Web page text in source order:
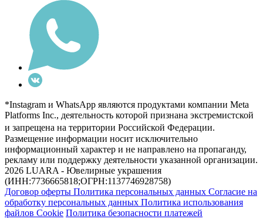
*Instagram и WhatsApp являются продуктами компании Meta
Platforms Inc., деятельность которой признана экстремистской
и запрещена на территории Российской Федерации.
Размещение информации носит исключительно
информационный характер и не направлено на пропаганду,
рекламу или поддержку деятельности указанной организации.
2026 LUARA - Ювелирные украшения
(ИНН:7736665818;ОГРН:1137746928758)
Договор оферты Политика персональных данных Согласие на
обработку персональных данных Политика использования
файлов Cookie Политика безопасности платежей